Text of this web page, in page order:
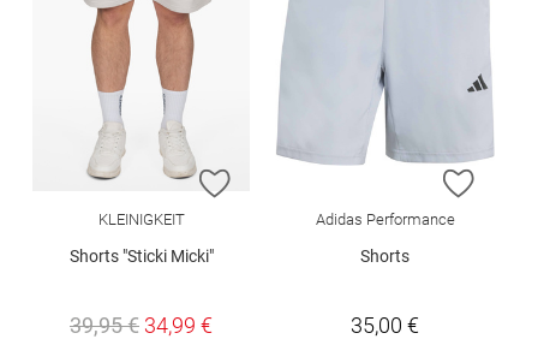
ZUR WUNSCHLISTE HINZUFÜGEN
KLEINIGKEIT
Shorts "Sticki Micki"
39,95 € 34,99 €
ZUR
Adidas Performance
Shorts
35,00 €